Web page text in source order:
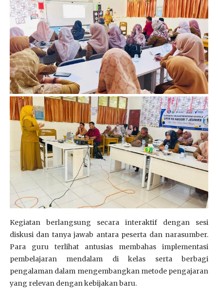
Kegiatan berlangsung secara interaktif dengan sesi
diskusi dan tanya jawab antara peserta dan narasumber.
Para guru terlihat antusias membahas implementasi
pembelajaran mendalam di kelas serta berbagi
pengalaman dalam mengembangkan metode pengajaran
yang relevan dengan kebijakan baru.